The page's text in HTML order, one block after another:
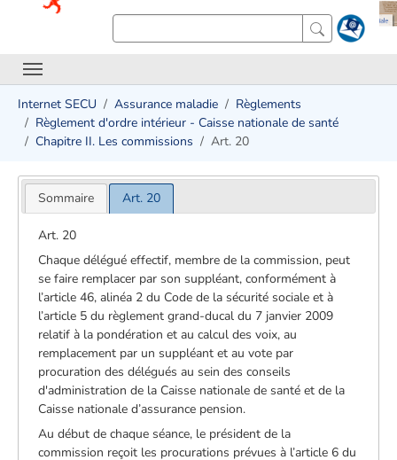
Internet SECU Assurance maladie
Règlements
Règlement d'ordre intérieur - Caisse nationale de santé
Chapitre II. Les commissions
Art. 20
Sommaire Art. 20
Art. 20
Chaque délégué effectif, membre de la commission, peut
se faire remplacer par son suppléant, conformément à
l’article 46, alinéa 2 du Code de la sécurité sociale et à
l’article 5 du règlement grand-ducal du 7 janvier 2009
relatif à la pondération et au calcul des voix, au
remplacement par un suppléant et au vote par
procuration des délégués au sein des conseils
d'administration de la Caisse nationale de santé et de la
Caisse nationale d’assurance pension.
Au début de chaque séance, le président de la
commission reçoit les procurations prévues à l’article 6 du